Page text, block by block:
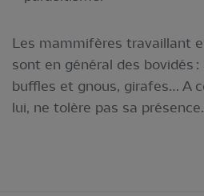
Les mammifères travaillant
sont en général des bovidés
buffles et gnous, girafes… A
lui, ne tolère pas sa présence.